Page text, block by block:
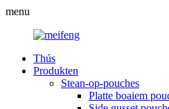
menu
Thús
Produkten
Stean-op-pouches
Platte boaiem